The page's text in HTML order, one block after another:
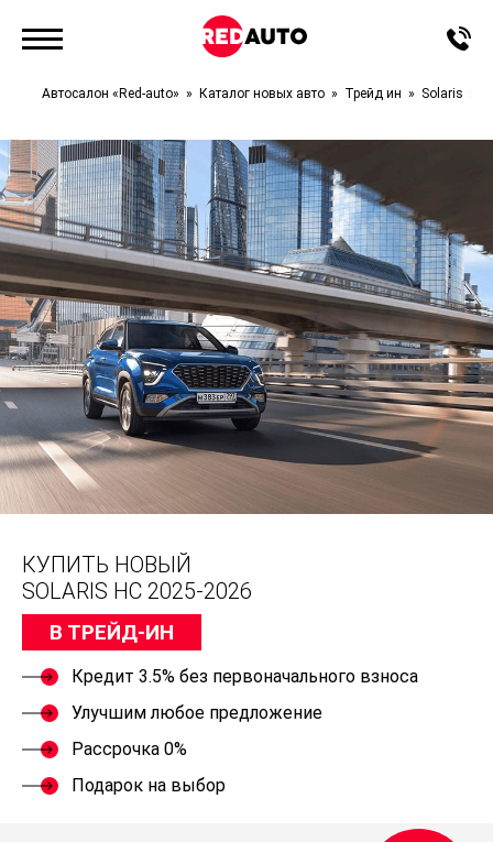
Автосалон «Red-auto» Каталог новых авто Трейд ин Solaris
КУПИТЬ НОВЫЙ
SOLARIS HC 2025-2026
В ТРЕЙД-ИН
Кредит 3.5% без первоначального взноса
Улучшим любое предложение
Рассрочка 0%
Подарок на выбор